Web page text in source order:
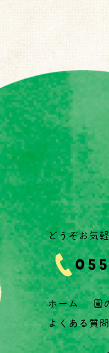
どうぞお気
ホーム 園
よくある質問